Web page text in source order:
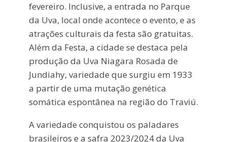
fevereiro. Inclusive, a entrada no Parque
da Uva, local onde acontece o evento, e as
atrações culturais da festa são gratuitas.
Além da Festa, a cidade se destaca pela
produção da Uva Niagara Rosada de
Jundiahy, variedade que surgiu em 1933
a partir de uma mutação genética
somática espontânea na região do Traviú.
A variedade conquistou os paladares
brasileiros e a safra 2023/2024 da Uva